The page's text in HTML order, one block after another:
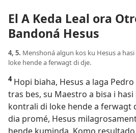
El A Keda Leal ora
Bandoná Hesus
4, 5. Menshoná algun kos ku Hesus a
loke hende a ferwagt di dje.
4Hopi biaha, Hesus a laga
tras bes, su Maestro a bisa i
kontrali di loke hende a ferwagt
dia promé, Hesus